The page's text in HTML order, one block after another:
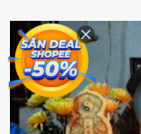
chưa phù hợp, gây
Trường THPT Chuyên
khoản Chu Vinh là
của nhà trường. Nam
vòng nguyệt quế cuộc